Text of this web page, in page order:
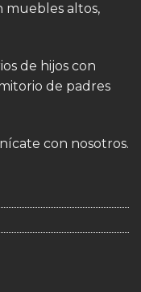
muebles altos,
de hijos con
de padres
con nosotros.